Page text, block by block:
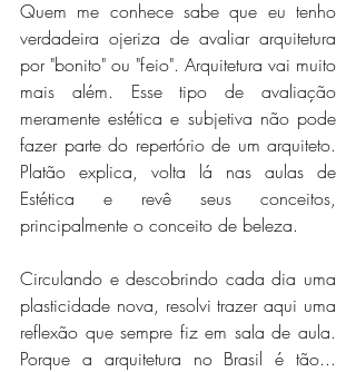
Quem me conhece sabe que eu tenho
verdadeira ojeriza de avaliar arquitetura
por "bonito" ou "feio". Arquitetura vai muito
mais além. Esse tipo de avaliação
meramente estética e subjetiva não pode
fazer parte do repertório de um arquiteto.
Platão explica, volta lá nas aulas de
Estética e revê seus conceitos,
principalmente o conceito de beleza.
Circulando e descobrindo cada dia uma
plasticidade nova, resolvi trazer aqui uma
reflexão que sempre fiz em sala de aula.
Porque a arquitetura no Brasil é tão...